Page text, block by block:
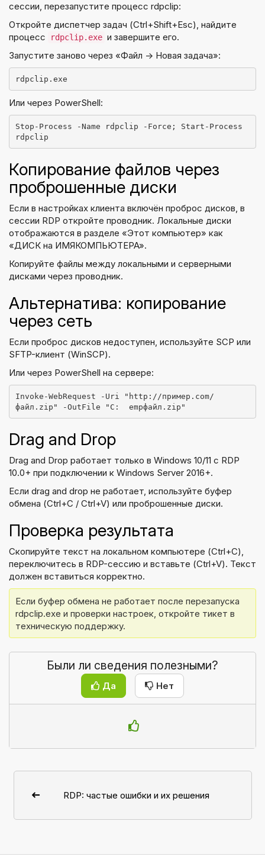
сессии, перезапустите процесс rdpclip:
Откройте диспетчер задач (Ctrl+Shift+Esc), найдите
процесс
rdpclip.exe и завершите его.
Запустите заново через «Файл → Новая задача»:
rdpclip.exe
Или через PowerShell:
Stop-Process -Name rdpclip -Force; Start-Process
rdpclip
Копирование файлов через
проброшенные диски
Если в настройках клиента включён проброс дисков, в
сессии RDP откройте проводник. Локальные диски
отображаются в разделе «Этот компьютер» как
«ДИСК на ИМЯКОМПЬЮТЕРА».
Копируйте файлы между локальными и серверными
дисками через проводник.
Альтернатива: копирование
через сеть
Если проброс дисков недоступен, используйте SCP или
SFTP-клиент (WinSCP).
Или через PowerShell на сервере:
Invoke-WebRequest -Uri "http://пример.com/
файл.zip" -OutFile "C:	empфайл.zip"
Drag and Drop
Drag and Drop работает только в Windows 10/11 с RDP
10.0+ при подключении к Windows Server 2016+.
Если drag and drop не работает, используйте буфер
обмена (Ctrl+C / Ctrl+V) или проброшенные диски.
Проверка результата
Скопируйте текст на локальном компьютере (Ctrl+C),
переключитесь в RDP-сессию и вставьте (Ctrl+V). Текст
должен вставиться корректно.
Если буфер обмена не работает после перезапуска
rdpclip.exe и проверки настроек, откройте тикет в
техническую поддержку.
Были ли сведения полезными?
Да Нет
RDP: частые ошибки и их решения